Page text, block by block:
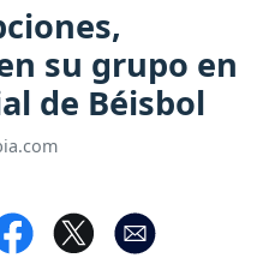
su grupo en
de Béisbol